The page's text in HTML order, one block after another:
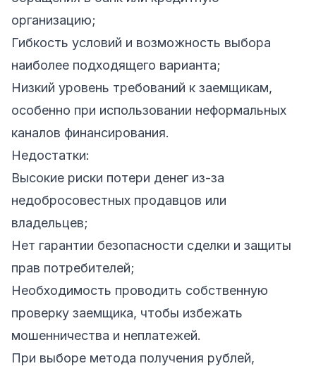
организацию;
Гибкость условий и возможность выбора
наиболее подходящего варианта;
Низкий уровень требований к заемщикам,
особенно при использовании неформальных
каналов финансирования.
Недостатки:
Высокие риски потери денег из-за
недобросовестных продавцов или
владельцев;
Нет гарантии безопасности сделки и защиты
прав потребителей;
Необходимость проводить собственную
проверку заемщика, чтобы избежать
мошенничества и неплатежей.
При выборе метода получения рублей,